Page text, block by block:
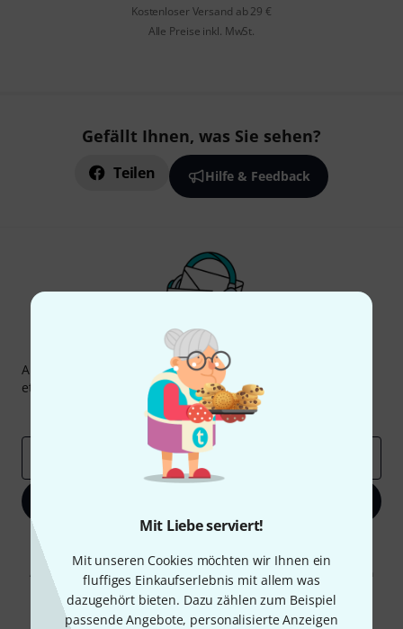
Mit Liebe serviert!
Mit unseren Cookies möchten wir Ihnen ein
fluffiges Einkaufserlebnis mit allem was
dazugehört bieten. Dazu zählen zum Beispiel
passende Angebote, personalisierte Anzeigen
Kostenloser Versand ab 29 €
Alle Preise inkl. MwSt.
Gefällt Ihnen, was Sie sehen?
Teilen Hilfe & Feedback
Thomann Newsletter
Abonniere den Thomann Newsletter und gewinne mit
etwas Glück einen von 50 Gutscheinenüber jeweils
Inspirierende Beiträge
Deals
Mit Klick auf „Jetzt anmelden“ stimmen Sie dem Erhalt von E-Mail-
Werbung und einer Messung des E-Mail-Nutzungsverhaltens zu. Die
Abmeldung ist jederzeit möglich. Weitere Informationen finden Sie in
unserenDatenschutzhinweisen.
* Pflichtfeld